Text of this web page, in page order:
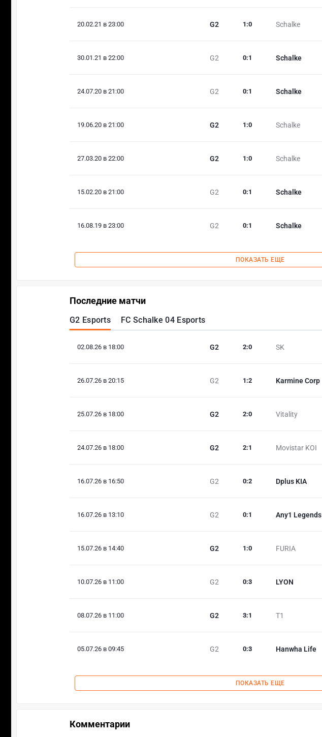
20.02.21 в 23:00 G2 Schalke
1 :0
30.01.21 в 22:00 G2 Schalke
0:1
24.07.20 в 21:00 G2 Schalke
0:1
19.06.20 в 21:00 G2 Schalke
1 :0
27.03.20 в 22:00 G2 Schalke
1 :0
15.02.20 в 21:00 G2 Schalke
0:1
16.08.19 в 23:00 G2 Schalke
0:1
ПОКАЗАТЬ ЕЩЕ
Последние матчи
G2 Esports FC Schalke 04 Esports
02.08.26 в 18:00 G2 SK
2:0
26.07.26 в 20:15 G2 Karmine Corp
1 :2
25.07.26 в 18:00 G2 Vitality
2:0
24.07.26 в 18:00 G2 Movistar KOI
2:1
16.07.26 в 16:50 G2 Dplus KIA
0:2
16.07.26 в 13:10 G2 Any1 Legends
0:1
15.07.26 в 14:40 G2 FURIA
1 :0
10.07.26 в 11:00 G2 LYON
0:3
08.07.26 в 11:00 G2 T1
3:1
05.07.26 в 09:45 G2 Hanwha Life
0:3
ПОКАЗАТЬ ЕЩЕ
Комментарии